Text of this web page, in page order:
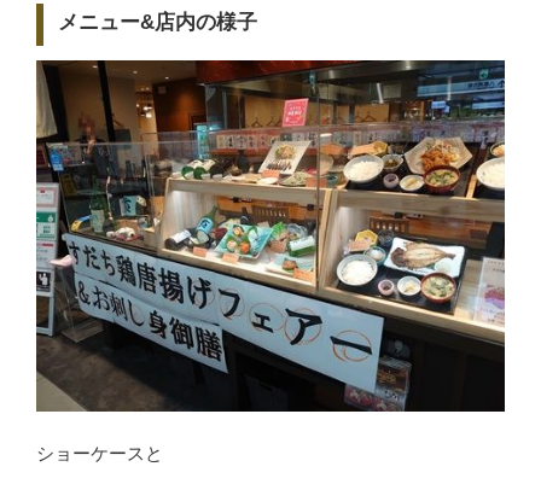
メニュー&店内の様子
ショーケースと